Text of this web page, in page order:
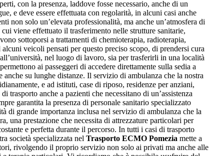
con la presenza, laddove fosse necessario, anche di un
e deve essere effettuata con regolarità, in alcuni casi anche
non solo un’elevata professionalità, ma anche un’atmosfera di
viene effettuato il trasferimento nelle strutture sanitarie,
sottoporsi a trattamenti di chemioterapia, radioterapia,
veicoli pensati per questo preciso scopo, di prendersi cura
nel luogo di lavoro, sia per trasferirli in una località
ai passeggeri di accedere direttamente sulla sedia a
su lunghe distanze. Il servizio di ambulanza che la nostra
e ad istituti, case di riposo, residenze per anziani,
anche a pazienti che necessitano di un’assistenza
garantita la presenza di personale sanitario specializzato
di grande importanza inclusa nel servizio di ambulanza che la
una prestazione che necessita di attrezzature particolari per
e perfetta durante il percorso. In tutti i casi di trasporto
società specializzata nel Trasporto ECMO Pomezia mette a
rivolgendo il proprio servizio non solo ai privati ma anche alle